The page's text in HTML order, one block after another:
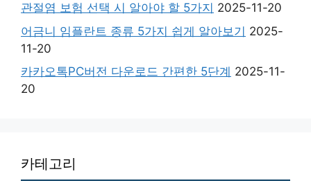
관절염 보험 선택 시 알아야 할 5가지 2025-11-20
어금니 임플란트 종류 5가지 쉽게 알아보기 2025-
11-20
카카오톡PC버전 다운로드 간편한 5단계 2025-11-
20
카테고리